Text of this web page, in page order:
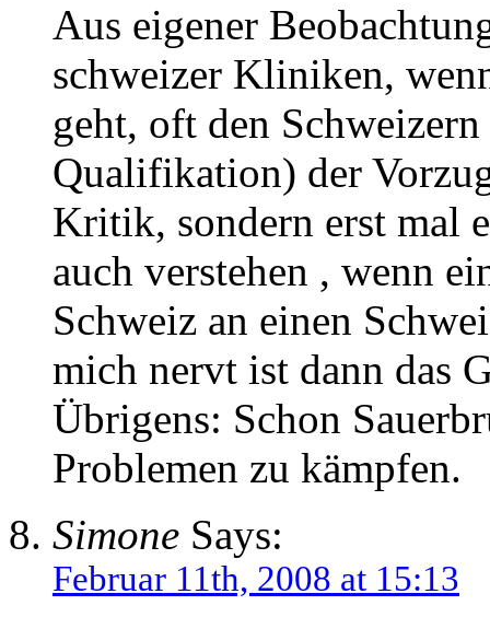
Aus eigener
schweizer Kliniken,
geht, oft den
Qualifikation) der
Kritik, sondern erst mal
auch verstehen , wenn
Schweiz an einen
mich nervt ist dann das
Übrigens: Schon
Problemen zu kämpfen.
Simone Says:
Februar 11th, 2008 at 15:13